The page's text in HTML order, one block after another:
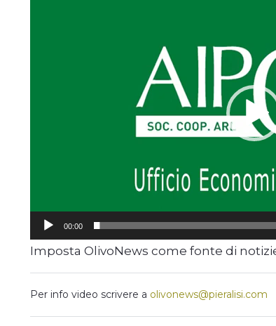
00:00
Imposta OlivoNews come fonte di
Per info video scrivere a olivonews@pieralisi.com